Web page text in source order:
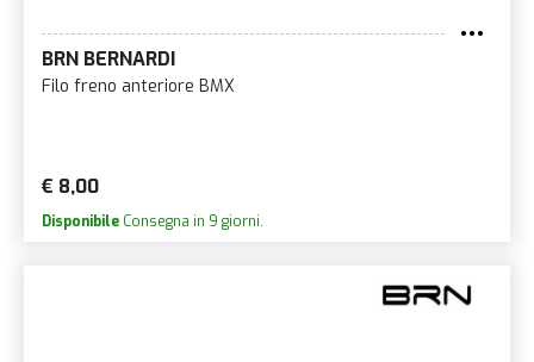
BRN BERNARDI
Filo freno anteriore BMX
€ 8,00
Disponibile Consegna in 9 giorni.